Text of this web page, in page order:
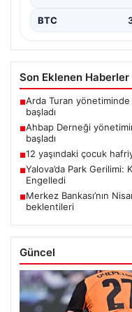
BTC
Son Eklenen Haberler
■Arda Turan
başladı
■Ahbap Derneği
başladı
■12 yaşındaki çocuk
■Yalova’da Park Gerilimi:
Engelledi
■Merkez Bankası’nın
beklentileri
Güncel